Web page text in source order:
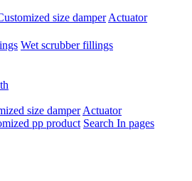
size damper Actuator
Wet scrubber fillings
size damper Actuator
pp product Search In pages